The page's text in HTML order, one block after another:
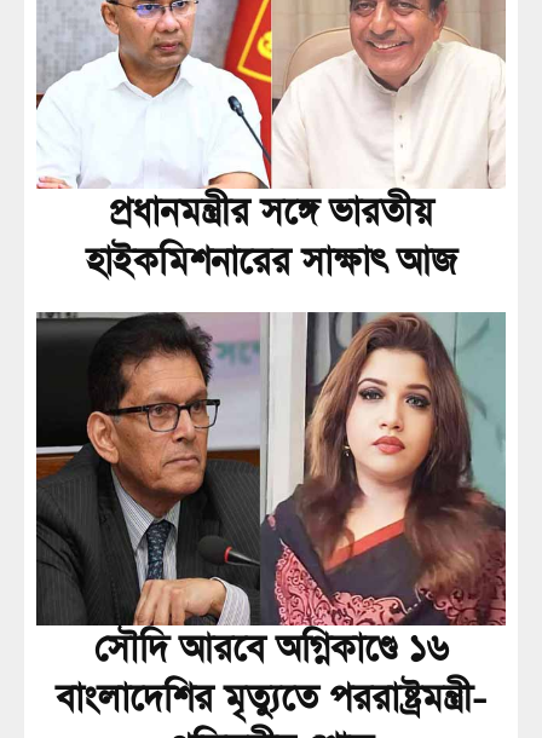
প্রধানমন্ত্রীর সঙ্গে ভারতীয়
হাইকমিশনারের সাক্ষাৎ আজ
সৌদি আরবে অগ্নিকাণ্ডে ১৬
বাংলাদেশির মৃত্যুতে পররাষ্ট্রমন্ত্রী-